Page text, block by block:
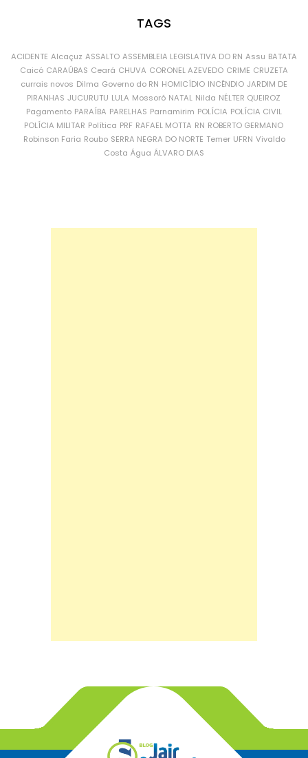
TAGS
ACIDENTE Alcaçuz ASSALTO ASSEMBLEIA LEGISLATIVA DO RN Assu BATATA
Caicó CARAÚBAS Ceará CHUVA CORONEL AZEVEDO CRIME CRUZETA
currais novos Dilma Governo do RN HOMICÍDIO INCÊNDIO JARDIM DE
PIRANHAS JUCURUTU LULA Mossoró NATAL Nilda NÉLTER QUEIROZ
Pagamento PARAÍBA PARELHAS Parnamirim POLÍCIA POLÍCIA CIVIL
POLÍCIA MILITAR Política PRF RAFAEL MOTTA RN ROBERTO GERMANO
Robinson Faria Roubo SERRA NEGRA DO NORTE Temer UFRN Vivaldo
Costa Água ÁLVARO DIAS